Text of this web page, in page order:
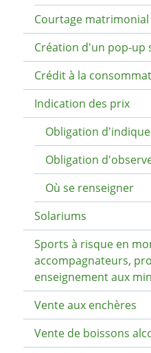
Courtage matrimonial
Création d'un pop-up
Crédit à la
Indication des prix
Obligation
Obligation
Où se renseigner
Solariums
Sports à risque en
accompagnateurs,
enseignement aux
Vente aux enchères
Vente de boissons